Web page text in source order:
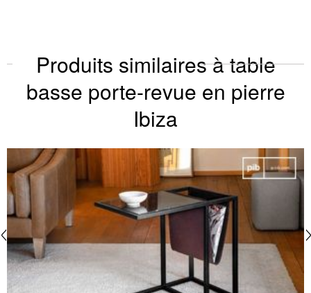
Produits similaires à table
basse porte-revue en pierre
Ibiza